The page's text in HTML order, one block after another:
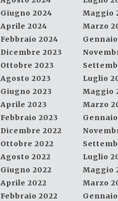
Giugno 2024
Maggio
Aprile 2024
Marzo
Febbraio 2024
Dicembre 2023
Ottobre 2023
Agosto 2023
Luglio
Giugno 2023
Maggio
Aprile 2023
Marzo
Febbraio 2023
Dicembre 2022
Ottobre 2022
Agosto 2022
Luglio
Giugno 2022
Maggio
Aprile 2022
Marzo
Febbraio 2022